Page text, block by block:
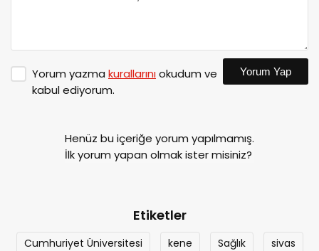
Yorum yazma kurallarınıokudum ve
kabul ediyorum.
Yorum Yap
Henüz bu içeriğe yorum yapılmamış.
İlk yorum yapan olmak ister misiniz?
Etiketler
Cumhuriyet Üniversitesi kene Sağlık sivas